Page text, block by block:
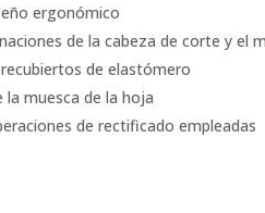
ergonómico
de la cabeza de corte y el
de elastómero
la muesca de la hoja
de rectificado empleadas